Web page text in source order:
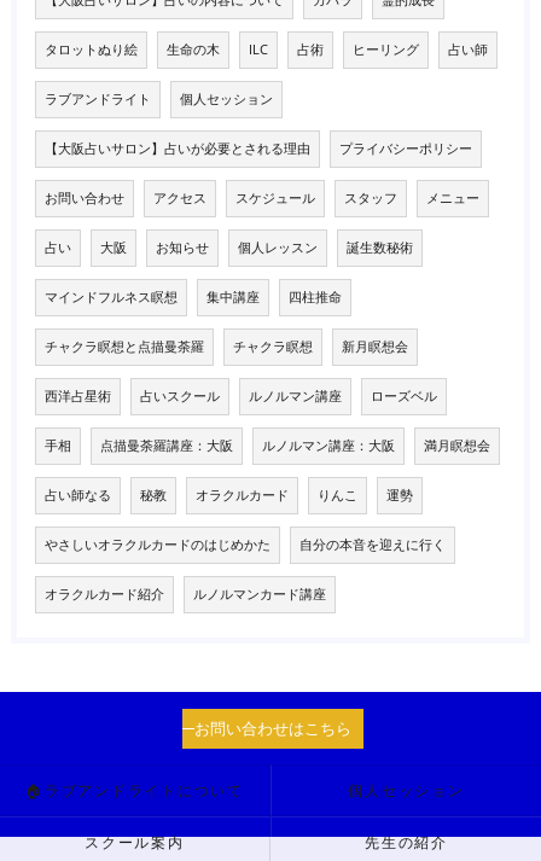
タロットぬり絵 生命の木 ILC 占術 ヒーリング 占い師
ラブアンドライト 個人セッション
【大阪占いサロン】占いが必要とされる理由 プライバシーポリシー
お問い合わせ アクセス スケジュール スタッフ メニュー
占い 大阪 お知らせ 個人レッスン 誕生数秘術
マインドフルネス瞑想 集中講座 四柱推命
チャクラ瞑想と点描曼荼羅 チャクラ瞑想 新月瞑想会
西洋占星術 占いスクール ルノルマン講座 ローズベル
手相 点描曼荼羅講座：大阪 ルノルマン講座：大阪 満月瞑想会
占い師なる 秘教 オラクルカード りんこ 運勢
やさしいオラクルカードのはじめかた 自分の本音を迎えに行く
オラクルカード紹介 ルノルマンカード講座
お問い合わせはこちら
🏠ラブアンドライトについて 個人セッション
スクール案内 先生の紹介